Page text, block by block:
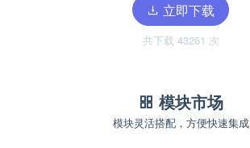
立即下载
共下载 43261 次
模块市场
模块灵活搭配，方便快速集成